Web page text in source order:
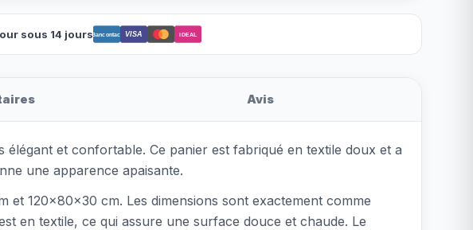
sous 14 joursBancontact VISA iDEAL
Avis
et confortable. Ce panier est fabriqué en textile doux et a
une apparence apaisante.
120x80x30 cm. Les dimensions sont exactement comme
en textile, ce qui assure une surface douce et chaude. Le